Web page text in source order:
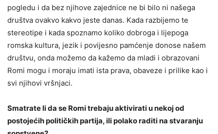
pogledu i da bez njihove zajednice ne bi bilo ni našega
društva ovakvo kakvo jeste danas. Kada razbijemo te
stereotipe i kada spoznamo koliko dobroga i lijepoga
romska kultura, jezik i povijesno pamćenje donose našem
društvu, onda možemo da kažemo da mladi i obrazovani
Romi mogu i moraju imati ista prava, obaveze i prilike kao i
svi njihovi vršnjaci.
Smatrate li da se Romi trebaju aktivirati u nekoj od
postojećih političkih partija, ili polako raditi na stvaranju